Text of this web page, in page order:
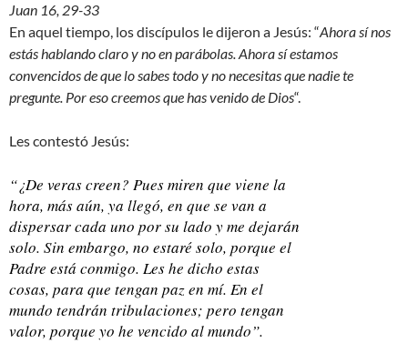
Juan 16, 29-33
En aquel tiempo, los discípulos le dijeron a Jesús: “Ahora sí nos
estás hablando claro y no en parábolas. Ahora sí estamos
convencidos de que lo sabes todo y no necesitas que nadie te
pregunte. Por eso creemos que has venido de Dios“.
Les contestó Jesús:
“¿De veras creen? Pues miren que viene la
hora, más aún, ya llegó, en que se van a
dispersar cada uno por su lado y me dejarán
solo. Sin embargo, no estaré solo, porque el
Padre está conmigo. Les he dicho estas
cosas, para que tengan paz en mí. En el
mundo tendrán tribulaciones; pero tengan
valor, porque yo he vencido al mundo”.